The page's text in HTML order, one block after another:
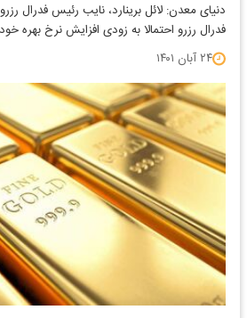
دنیای معدن: لائل برینارد، نایب رئیس فدرال
فدرال رزرو احتمالا به زودی افزایش نرخ بهره
۲۴ آبان ۱۴۰۱